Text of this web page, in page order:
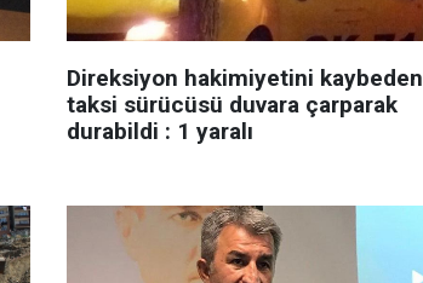
Direksiyon hakimiyetini kaybeden
taksi sürücüsü duvara çarparak
durabildi : 1 yaralı